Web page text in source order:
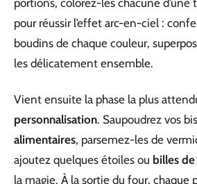
portions, colorez-les chacune d’une
pour réussir l’effet arc-en-ciel :
boudins de chaque couleur,
les délicatement ensemble.
Vient ensuite la phase la plus
personnalisation. Saupoudrez vos
alimentaires, parsemez-les de
ajoutez quelques étoiles ou billes
la magie. À la sortie du four, chaque